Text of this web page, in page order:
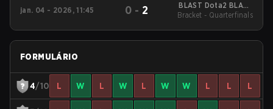
jan. 04 - 2026, 11:45 0 - 2
BLAST Dota2 BLAST
Slam VI New Folder 2
Bracket - Quarterfinals
FORMULÁRIO
4/10 L W L W L W W L L L